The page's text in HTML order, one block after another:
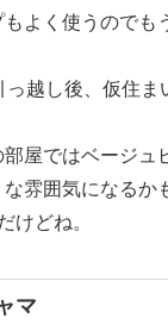
よく使うのでも
越し後、仮住ま
屋ではベージュ
雰囲気になるか
けどね。
マ